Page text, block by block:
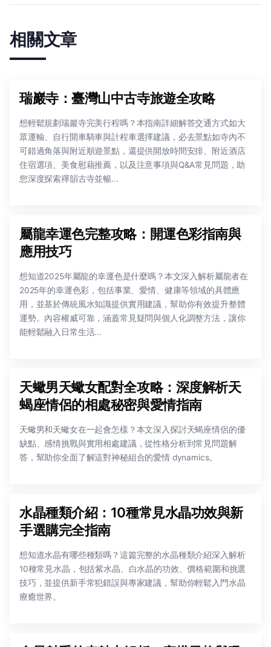
相關文章
瑞巖寺：臺灣山中古寺旅遊全攻略
想輕鬆規劃瑞巖寺完美行程嗎？本指南詳細解答交通方式如大
眾運輸、自行開車騎車與計程車選擇建議，必去景點如寺內不
可錯過角落與附近順遊景點，還提供開放時間安排、附近酒店
住宿選項、美食慰藉推薦，以及注意事項與Q&A常見問題，助
您深度探索禪韻古寺並暢...
屬龍幸運色完整攻略：開運色彩指南與
應用技巧
想知道2025年屬龍的幸運色是什麼嗎？本文深入解析屬龍者在
2025年的幸運色彩，包括事業、愛情、健康等領域的具體應
用，並基於傳統風水知識提供實用建議，幫助你有效提升整體
運勢。內容權威可靠，涵蓋常見疑問與個人化調整方法，讓你
能輕鬆融入日常生活...
天蠍男天蠍女配對全攻略：深度解析天
蝎座情侶的相處秘密與愛情指南
天蠍男和天蠍女在一起會怎樣？本文深入探討天蝎座情侶的優
缺點、感情挑戰與實用相處建議，從性格分析到常見問題解
答，幫助你全面了解這對神秘組合的愛情 dynamics。
水晶種類介紹：10種常見水晶功效與新
手選購完全指南
想知道水晶有哪些種類嗎？這篇完整的水晶種類介紹深入解析
10種常見水晶，包括紫水晶、白水晶的功效、價格範圍和挑選
技巧，並提供新手常犯錯誤與專家建議，幫助你輕鬆入門水晶
療癒世界。